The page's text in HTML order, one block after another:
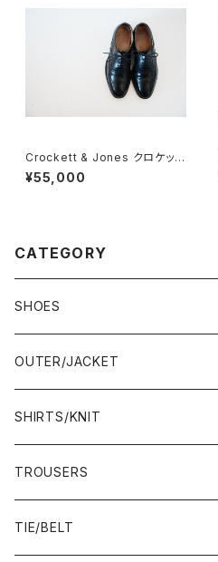
Crockett & Jones クロケット
&ジョーンズ Canterbury 5E
¥55,000
CATEGORY
SHOES
21.5-22.0 cm
22.0-22.5 cm
22.5-23.0 cm
23.0-23.5 cm
OUTER/JACKET
SHIRTS/KNIT
TROUSERS
TIE/BELT